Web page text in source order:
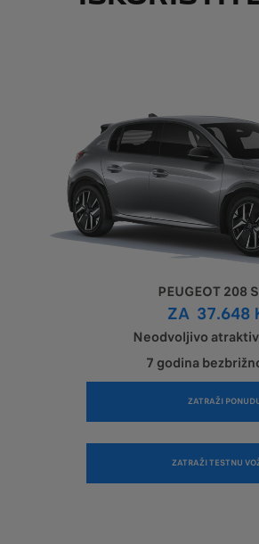
PEUGEOT 208
ZA 37.648
Neodvoljivo
7 godina
ZATRAŽI
ZATRAŽI TESTNU